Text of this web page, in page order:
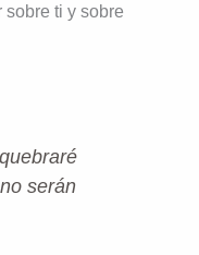
sobre ti y sobre
serán